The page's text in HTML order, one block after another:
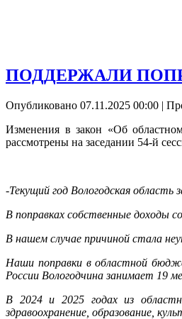
ПОДДЕРЖАЛИ
Опубликовано 07.11.2025 00:00 |
Изменения в закон «Об
рассмотрены на заседании 54-й
-Текущий год Вологодская
В поправках собственные доходы
В нашем случае причиной стала
Наши поправки в областной
России Вологодчина занимает 19
В 2024 и 2025 годах из
здравоохранение, образование,